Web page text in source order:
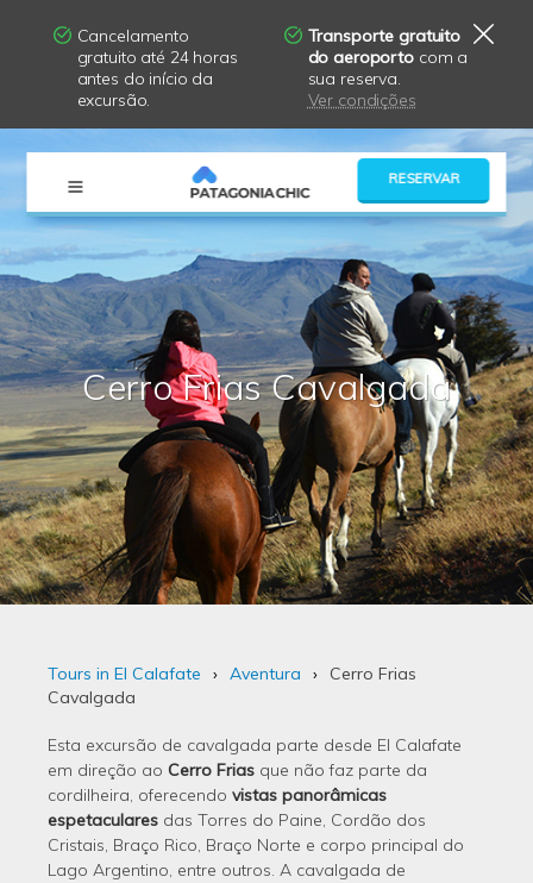
Cancelamento
gratuito até 24 horas
antes do início da
excursão.
Transporte gratuito
do aeroportocom a
sua reserva.
Ver condições
RESERVAR
×
Cerro Frias Cavalgada
Tours in El Calafate Aventura
Cerro Frias
Cavalgada
Esta excursão de cavalgada parte desde El Calafate
em direção ao Cerro Frias que não faz parte da
cordilheira, oferecendo vistas panorâmicas
espetaculares das Torres do Paine, Cordão dos
Cristais, Braço Rico, Braço Norte e corpo principal do
Lago Argentino, entre outros. A cavalgada de